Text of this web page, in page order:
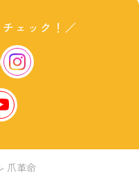
爪革命
ェック！／